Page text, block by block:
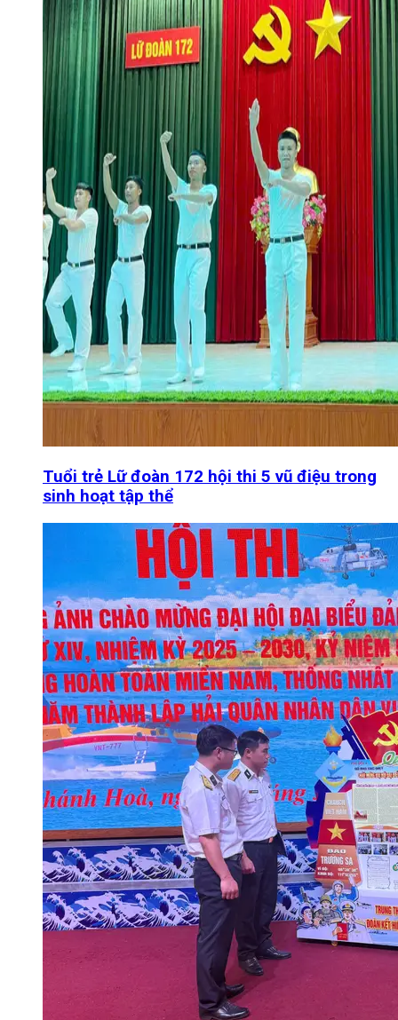
Tuổi trẻ Lữ đoàn 172 hội thi 5 vũ điệu trong
sinh hoạt tập thể